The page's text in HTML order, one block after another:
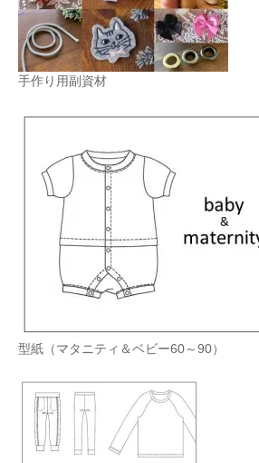
手作り用副資材
型紙（マタニティ＆ベビー60～90）